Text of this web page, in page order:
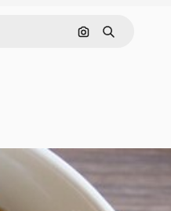
Nach Bild suchen
Suchen